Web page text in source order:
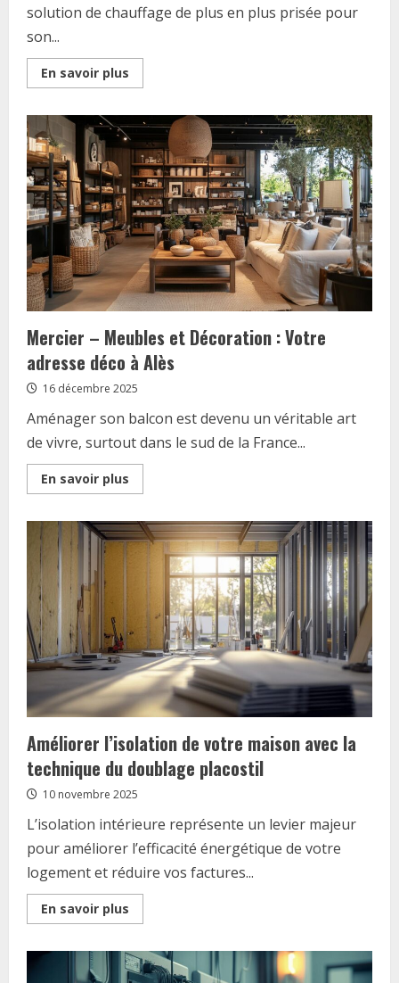
solution de chauffage de plus en plus prisée pour
son...
En savoir plus
more
et
comment
entretenir
ma
pompe
à
chaleur
?
Mercier – Meubles et Décoration : Votre
adresse déco à Alès
16 décembre 2025
Aménager son balcon est devenu un véritable art
de vivre, surtout dans le sud de la France...
En savoir plus
more
–
Meubles
Décoration
adresse
déco
à
Alès
Améliorer l’isolation de votre maison avec la
technique du doublage placostil
10 novembre 2025
L’isolation intérieure représente un levier majeur
pour améliorer l’efficacité énergétique de votre
logement et réduire vos factures...
En savoir plus
more
l’isolation
de